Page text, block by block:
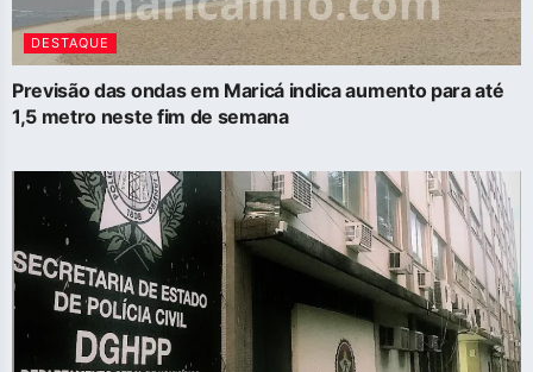
DESTAQUE
Previsão das ondas em Maricá indica aumento para até
1,5 metro neste fim de semana